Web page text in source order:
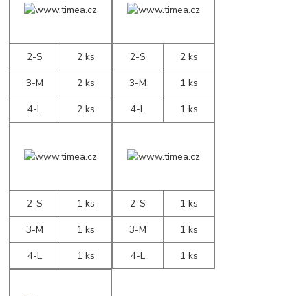
2-S
2 ks
3-M
2 ks
4-L
2 ks
2-S
2 ks
3-M
1 ks
4-L
1 ks
2-S
1 ks
3-M
1 ks
4-L
1 ks
2-S
1 ks
3-M
1 ks
4-L
1 ks